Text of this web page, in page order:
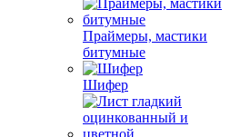
Праймеры, мастики
битумные
Шифер